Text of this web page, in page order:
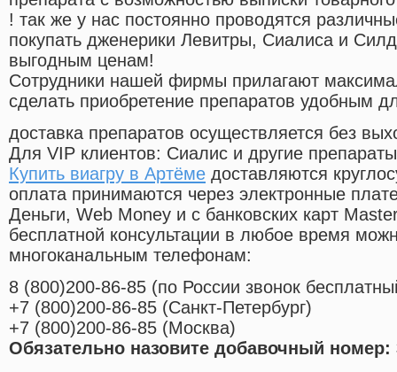
! так же у нас постоянно проводятся
покупать дженерики Левитры, Сиалиса и
выгодным ценам!
Cотрудники нашей фирмы прилагают
сделать приобретение препаратов удобным
доставка препаратов осуществляется без
Для VIP клиентов: Сиалис и другие
Купить виагру в Артёме доставляются
оплата принимаются через электронные
Деньги, Web Money и с банковских карт
бесплатной консультации в любое время
многоканальным телефонам:
8 (800)200-86-85 (по России звонок
+7 (800)200-86-85 (Санкт-Петербург)
+7 (800)200-86-85 (Москва)
Обязательно назовите добавочный номер: